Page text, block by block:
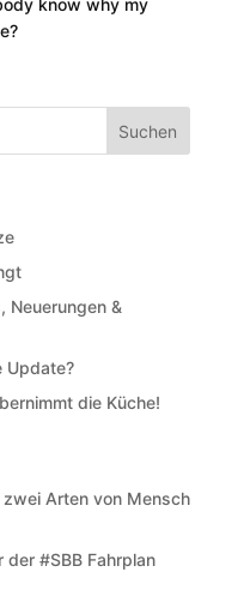
know why my
Neuerungen &
Update?
die Küche!
Arten von Mensch
der #SBB Fahrplan